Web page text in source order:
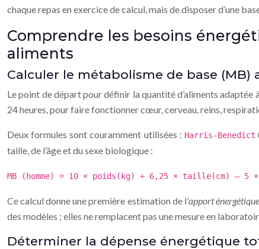
chaque repas en exercice de calcul, mais de disposer d’une
Comprendre les besoins
aliments
Calculer le métabolisme de base
Le point de départ pour définir la quantité d’aliments adaptée
24 heures, pour faire fonctionner cœur, cerveau, reins,
Deux formules sont couramment utilisées : Harris-Benedict
taille, de l’âge et du sexe biologique :
MB (homme) = 10 × poids(kg) + 6,25 × taille(cm) – 5
Ce calcul donne une première estimation de l’apport
des modèles ; elles ne remplacent pas une mesure en
Déterminer la dépense énergétique